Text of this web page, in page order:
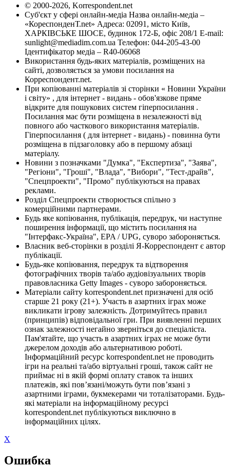
© 2000-2026, Korrespondent.net
Суб'єкт у сфері онлайн-медіа Назва онлайн-медіа –
«КореспонденТ.net» Адреса: 02091, місто Київ,
ХАРКІВСЬКЕ ШОСЕ, будинок 172-Б, офіс 208/1 E-mail:
sunlight@mediadim.com.ua Телефон: 044-205-43-00
Ідентифікатор медіа – R40-06068
Використання будь-яких матеріалів, розміщених на
сайті, дозволяється за умови посилання на
Корреспондент.net.
При копіюванні матеріалів зі сторінки « Новини України
і світу» , для інтернет - видань - обов'язкове пряме
відкрите для пошукових систем гіперпосилання .
Посилання має бути розміщена в незалежності від
повного або часткового використання матеріалів.
Гіперпосилання ( для інтернет - видань) - повинна бути
розміщена в підзаголовку або в першому абзаці
матеріалу.
Новини з позначками "Думка", "Експертиза", "Заява",
"Регіони", "Гроші", "Влада", "Вибори", "Тест-драйв",
"Спецпроекти", "Промо" публікуються на правах
реклами.
Розділ Спецпроекти створюється спільно з
комерційними партнерами.
Будь яке копіювання, публікація, передрук, чи наступне
поширення інформації, що містить посилання на
"Інтерфакс-Україна", EPA / UPG, суворо забороняється.
Власник веб-сторінки в розділі Я-Корреспондент є автор
публікації.
Будь-яке копіювання, передрук та відтворення
фотографічних творів та/або аудіовізуальних творів
правовласника Getty Images - суворо забороняється.
Матеріали сайту korrespondent.net призначені для осіб
старше 21 року (21+). Участь в азартних іграх може
викликати ігрову залежність. Дотримуйтесь правил
(принципів) відповідальної гри. При виявленні перших
ознак залежності негайно зверніться до спеціаліста.
Пам'ятайте, що участь в азартних іграх не може бути
джерелом доходів або альтернативою роботі.
Інформаційний ресурс korrespondent.net не проводить
ігри на реальні та/або віртуальні гроші, також сайт не
приймає ні в якій формі оплату ставок та інших
платежів, які пов’язані/можуть бути пов’язані з
азартними іграми, букмекерами чи тоталізаторами. Будь-
які матеріали на інформаційному ресурсі
korrespondent.net публікуються виключно в
інформаційних цілях.
X
Ошибка